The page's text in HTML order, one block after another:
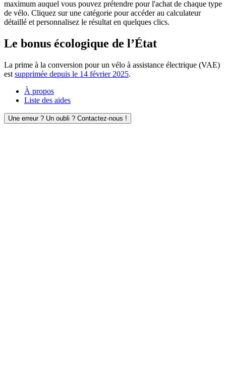
maximum auquel vous pouvez prétendre pour l'achat de chaque type
de vélo. Cliquez sur une catégorie pour accéder au calculateur
détaillé et personnalisez le résultat en quelques clics.
Le bonus écologique de l’État
La prime à la conversion pour un vélo à assistance électrique (VAE)
est supprimée depuis le 14 février 2025.
À propos
Liste des aides
Une erreur ? Un oubli ? Contactez-nous !